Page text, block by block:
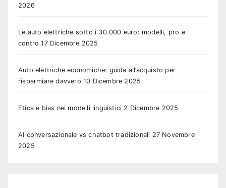
2026
Le auto elettriche sotto i 30.000 euro: modelli, pro e
contro 17 Dicembre 2025
Auto elettriche economiche: guida all’acquisto per
risparmiare davvero 10 Dicembre 2025
Etica e bias nei modelli linguistici 2 Dicembre 2025
AI conversazionale vs chatbot tradizionali 27 Novembre
2025